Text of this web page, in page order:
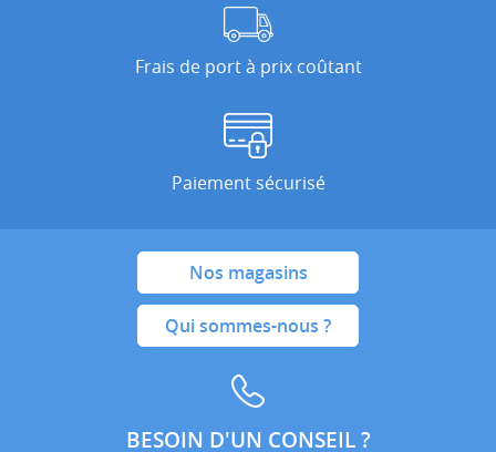
Frais de port à prix coûtant
Paiement sécurisé
Nos magasins
Qui sommes-nous ?
BESOIN D'UN CONSEIL ?